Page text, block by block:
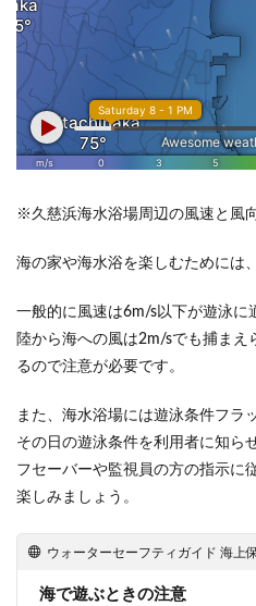
※久慈浜海水浴場周辺の風速と風
海の家や海水浴を楽しむためには
一般的に風速は6m/s以下が遊泳に
陸から海への風は2m/sでも捕ま
るので注意が必要です。
また、海水浴場には遊泳条件フラ
その日の遊泳条件を利用者に知ら
フセーバーや監視員の方の指示に
楽しみましょう。
ウォーターセーフティガイド 海上
海で遊ぶときの注意